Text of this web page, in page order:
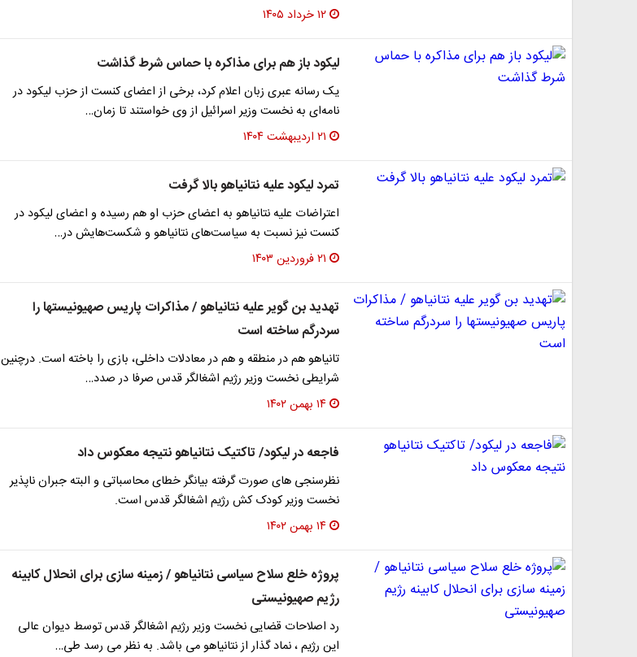
۱۲ خرداد ۱۴۰۵
لیکود باز هم برای مذاکره با حماس شرط گذاشت
یک رسانه عبری زبان اعلام کرد، برخی از اعضای کنست از حزب لیکود در
نامه‌ای به نخست وزیر اسرائیل از وی خواستند تا زمان…
۲۱ اردیبهشت ۱۴۰۴
تمرد لیکود علیه نتانیاهو بالا گرفت
اعتراضات علیه نتانیاهو به اعضای حزب او هم رسیده و اعضای لیکود در
کنست نیز نسبت به سیاست‌های نتانیاهو و شکست‌هایش در…
۲۱ فروردین ۱۴۰۳
تهدید بن گویر علیه نتانیاهو / مذاکرات پاریس صهیونیستها را
سردرگم ساخته است
تانیاهو هم در منطقه و هم در معادلات داخلی، بازی را باخته است. درچنین
شرایطی نخست وزیر رژیم اشغالگر قدس صرفا در صدد…
۱۴ بهمن ۱۴۰۲
فاجعه در لیکود/ تاکتیک نتانیاهو نتیجه معکوس داد
نظرسنجی های صورت گرفته بیانگر خطای محاسباتی و البته جبران ناپذیر
نخست وزیر کودک کش رژیم اشغالگر قدس است.
۱۴ بهمن ۱۴۰۲
پروژه خلع سلاح سیاسی نتانیاهو / زمینه سازی برای انحلال کابینه
رژیم صهیونیستی
رد اصلاحات قضایی نخست وزیر رژیم اشغالگر قدس توسط دیوان عالی
این رژیم ، نماد گذار از نتانیاهو می باشد. به نظر می رسد طی…